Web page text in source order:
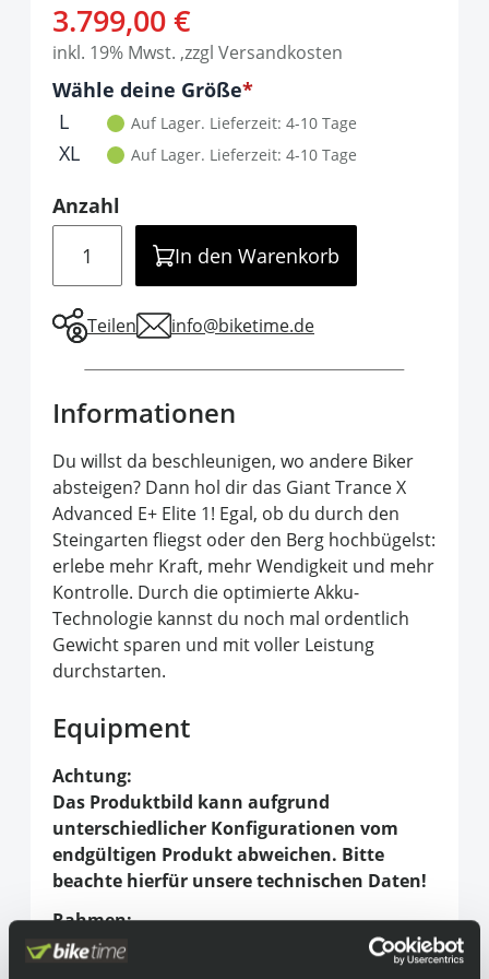
3.799,00 €
inkl. 19% Mwst. ,zzgl Versandkosten
Optionen
Wähle deine Größe
It is required to select one of the available
L Auf Lager. Lieferzeit: 4-10 Tage
XL Auf Lager. Lieferzeit: 4-10 Tage
Anzahl
In den Warenkorb
Teilen info@biketime.de
Informationen
Du willst da beschleunigen, wo andere Biker
absteigen? Dann hol dir das Giant Trance X
Advanced E+ Elite 1! Egal, ob du durch den
Steingarten fliegst oder den Berg hochbügelst:
erlebe mehr Kraft, mehr Wendigkeit und mehr
Kontrolle. Durch die optimierte Akku-
Technologie kannst du noch mal ordentlich
Gewicht sparen und mit voller Leistung
durchstarten.
Equipment
Achtung:
Das Produktbild kann aufgrund
unterschiedlicher Konfigurationen vom
endgültigen Produkt abweichen. Bitte
beachte hierfür unsere technischen Daten!
Rahmen:
Carbon Hauptrahmen & Hinterbau, Maestro
Hinterbau mit Geometrie Flip-Chip, Carbon